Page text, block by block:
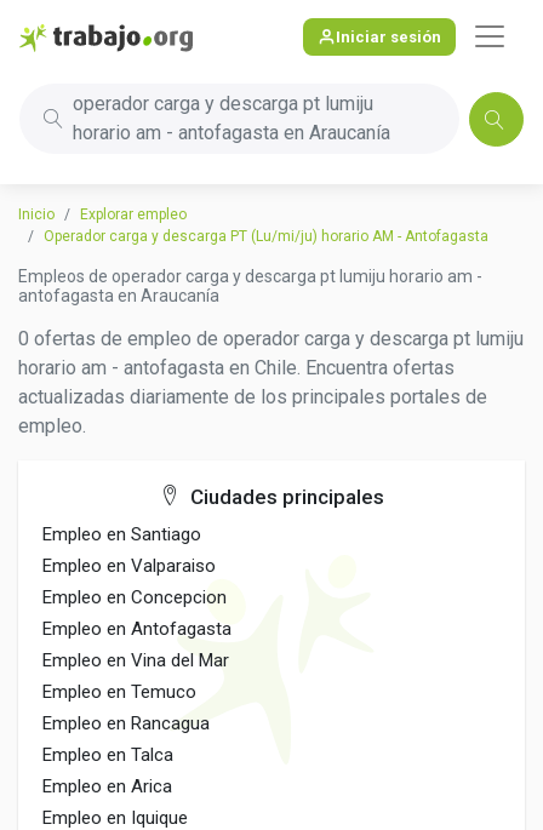
Iniciar sesión
operador carga y descarga pt lumiju
horario am - antofagasta en Araucanía
Inicio
Explorar empleo
Operador carga y descarga PT (Lu/mi/ju) horario AM - Antofagasta
Empleos de operador carga y descarga pt lumiju horario am -
antofagasta en Araucanía
0 ofertas de empleo de operador carga y descarga pt lumiju
horario am - antofagasta en Chile. Encuentra ofertas
actualizadas diariamente de los principales portales de
empleo.
Ciudades principales
Empleo en Santiago
Empleo en Valparaiso
Empleo en Concepcion
Empleo en Antofagasta
Empleo en Vina del Mar
Empleo en Temuco
Empleo en Rancagua
Empleo en Talca
Empleo en Arica
Empleo en Iquique